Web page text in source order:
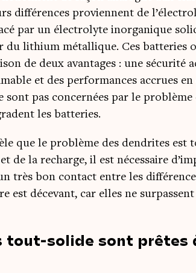
dif­fé­rences pro­viennent de
par un élec­tro­lyte inor­ga­nique
du lithium métal­lique. Ces bat­te­ries
de deux avan­tages : une sécu­ri­té
et des per­for­mances accrues en
sont pas concer­nées par le pro­blème
les batteries.
que le pro­blème des den­drites est
de la recharge, il est néces­saire
très bon contact entre les
est déce­vant, car elles ne
solide sont prêtes